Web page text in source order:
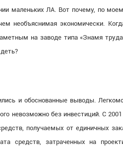
маленьких ЛА. Вот почему, по
необъяснимая экономически.
на заводе типа «Знамя
и обоснованные выводы.
невозможно без инвестиций. С
получаемых от единичных
средств, затраченных на